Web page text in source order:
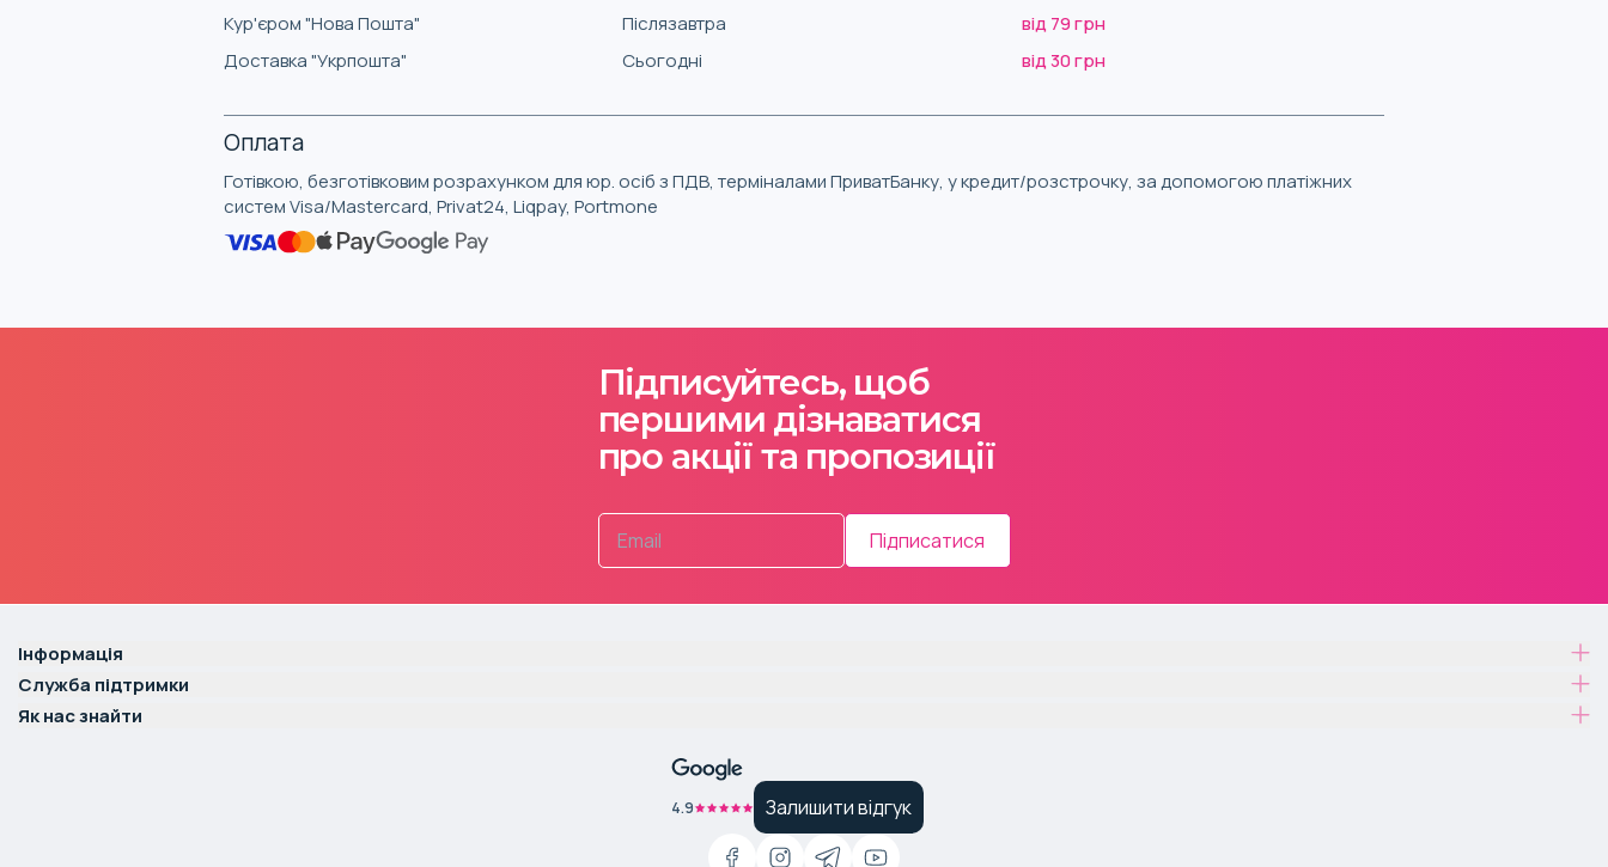
Кур'єром "Нова Пошта"
Післязавтра
від 79 грн
Доставка "Укрпошта"
Сьогодні від 30 грн
Оплата
Готівкою, безготівковим розрахунком для юр. осіб з ПДВ, терміналами ПриватБанку, у кредит/розстрочку, за допомогою платіжних
систем Visa/Mastercard, Privat24, Liqpay, Portmone
Підписуйтесь, щоб
першими дізнаватися
про акції та пропозиції
Підписатися
Інформація
Служба підтримки
Як нас знайти
4.9 Залишити відгук